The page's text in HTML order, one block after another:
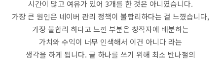
시간이 많고 여유가 있어 3개를 한 것은 아니였습니다.
가장 큰 원인은 네이버 관리 정책이 불합리하다는 걸 느꼈습니다,
가장 불합리 하다고 느낀 부분은 창작자에 배분하는
가치와 수익이 너무 인색해서 이건 아니다 라는
생각을 하게 됨니다. 글 하나를 쓰기 위해 최소 반나절의